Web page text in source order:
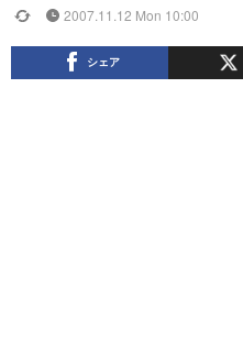
2007.11.12 Mon 10:00
シェア